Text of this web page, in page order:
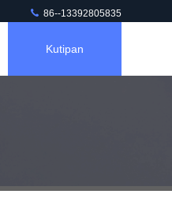
86--13392805835
Kutipan